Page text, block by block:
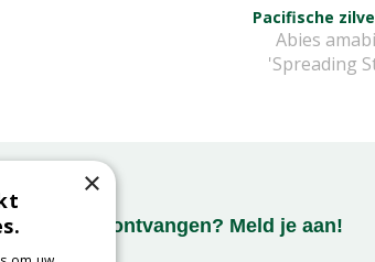
Pacifische
Abies
'Spreading
ontvangen? Meld je aan!
×